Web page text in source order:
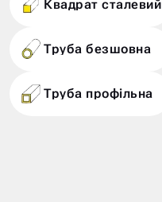
Квадрат сталевий
Труба безшовна
Труба профільна